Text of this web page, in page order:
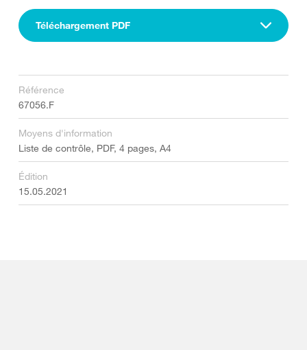
Téléchargement PDF
Référence
67056.F
Moyens d'information
Liste de contrôle, PDF, 4 pages, A4
Édition
15.05.2021